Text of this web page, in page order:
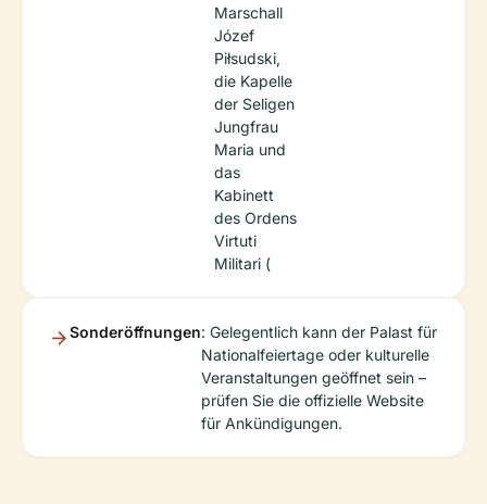
Marschall
Józef
Piłsudski,
die Kapelle
der Seligen
Jungfrau
Maria und
das
Kabinett
des Ordens
Virtuti
Militari (
Sonderöffnungen: Gelegentlich kann der Palast für
Nationalfeiertage oder kulturelle
Veranstaltungen geöffnet sein –
prüfen Sie die offizielle Website
für Ankündigungen.